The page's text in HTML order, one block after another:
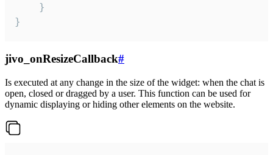
    }
}
jivo_onResizeCallback#
Is executed at any change in the size of the widget: when the chat is
open, closed or dragged by a user. This function can be used for
dynamic displaying or hiding other elements on the website.